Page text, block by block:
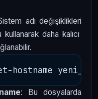
adı değişiklikleri
kullanarak daha kalıcı
: Bu dosyalarda